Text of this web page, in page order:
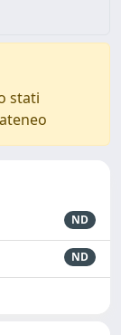
stati
ND
ND